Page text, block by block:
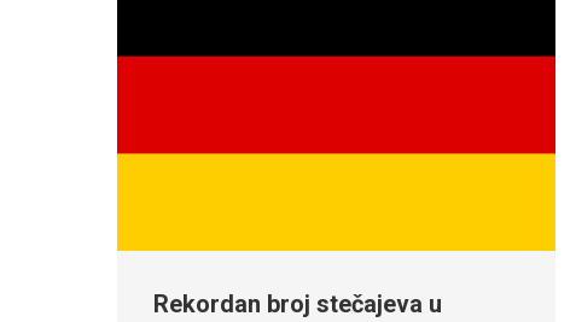
Rekordan broj stečajeva u